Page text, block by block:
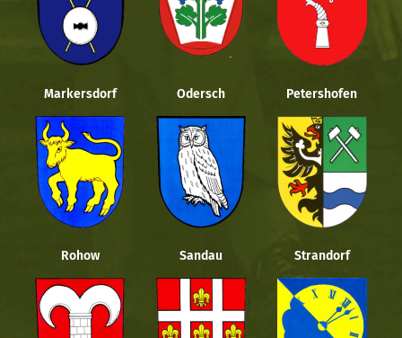
Markersdorf Odersch Petershofen
Rohow Sandau Strandorf